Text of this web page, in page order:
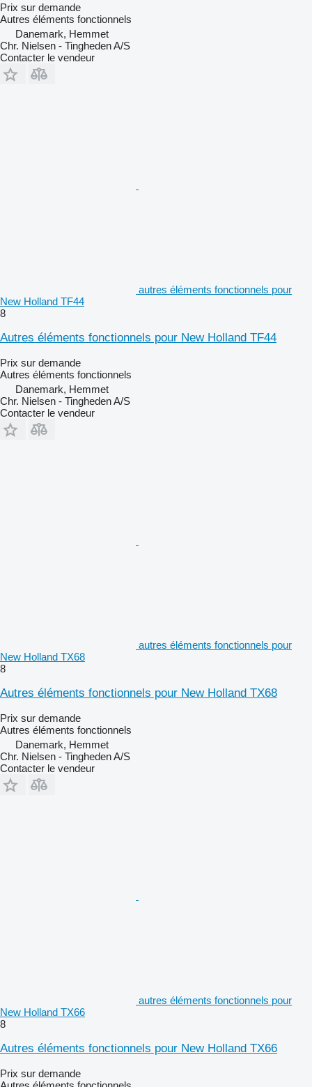
Prix sur demande
Autres éléments fonctionnels
Danemark, Hemmet
Chr. Nielsen - Tingheden A/S
Contacter le vendeur
autres éléments fonctionnels pour
New Holland TF44
8
Autres éléments fonctionnels pour New Holland TF44
Prix sur demande
Autres éléments fonctionnels
Danemark, Hemmet
Chr. Nielsen - Tingheden A/S
Contacter le vendeur
autres éléments fonctionnels pour
New Holland TX68
8
Autres éléments fonctionnels pour New Holland TX68
Prix sur demande
Autres éléments fonctionnels
Danemark, Hemmet
Chr. Nielsen - Tingheden A/S
Contacter le vendeur
autres éléments fonctionnels pour
New Holland TX66
8
Autres éléments fonctionnels pour New Holland TX66
Prix sur demande